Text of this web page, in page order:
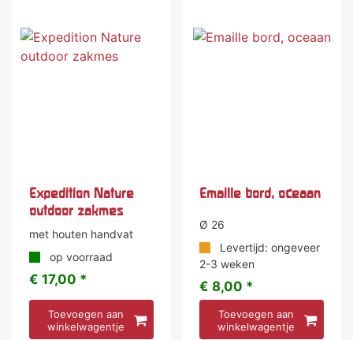
Expedition Nature
outdoor zakmes
met houten handvat
op voorraad
€ 17,00 *
Toevoegen aan
winkelwagentje
Emaille bord, oceaan
Ø 26
Levertijd: ongeveer
2-3 weken
€ 8,00 *
Toevoegen aan
winkelwagentje